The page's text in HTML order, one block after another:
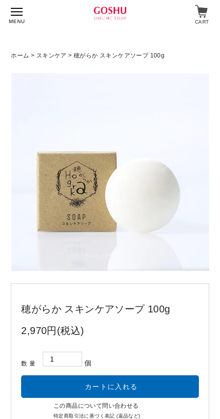
マイページ ログイン
ショップガイド よくあるご質問
ギフト対応について
お問い合わせ
MENU CART
ホーム > スキンケア > 穂がらか スキンケアソープ 100g
穂がらか スキンケアソープ 100g
2,970円(税込)
数量 個
この商品について問い合わせる
特定商取引法に基づく表記 (返品など)